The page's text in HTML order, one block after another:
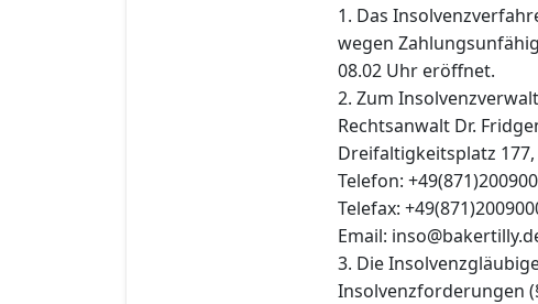
1. Das
wegen
08.02 Uhr eröffnet.
2. Zum
Rechtsanwalt Dr.
Dreifaltigkeitsplatz
Telefon:
Telefax:
Email:
3. Die
Insolvenzforderungen